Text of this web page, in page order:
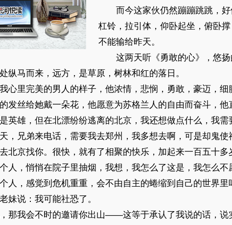
而今这家伙仍然蹦蹦跳跳，好
杠铃，拉引体，仰卧起坐，俯卧
不能输给昨天。
这两天听《勇敢的心》，悠扬
纵马而来，远方，是草原，树林和红的落日。
里完美的男人的样子，他浓情，悲悯，勇敢，豪迈，细
发丝给她戴一朵花，他愿意为苏格兰人的自由而奋斗，他
雄，但在北漂纷纷逃离的北京，我还想做点什么，我需
兄弟来电话，需要我去郑州，我多想去啊，可是却鬼使
北京找你。很快，就有了相聚的快乐，加起来一百五十
人，悄悄在院子里抽烟，我想，我怎么了这是，我怎么不
，感觉到危机重重，会不由自主的蜷缩到自己的世界里
说：我可能社恐了。
我会不时的邀请你出山——这等于承认了我说的话，说